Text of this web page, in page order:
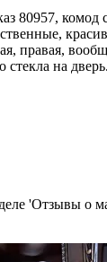
80957, комод
правая,
стекла на
'Отзывы о